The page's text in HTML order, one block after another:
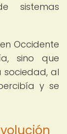
sistemas
Occidente
sino que
sociedad, al
y se